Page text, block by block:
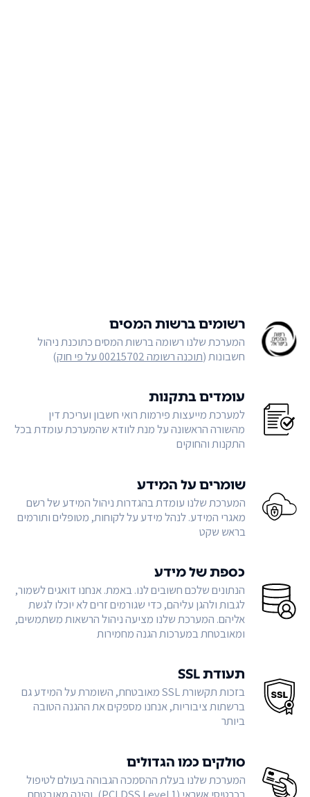
רשומים ברשות המסים
המערכת שלנו רשומה ברשות המסים כתוכנת ניהול
חשבונות (תוכנה רשומה 00215702 על פי חוק )
עומדים בתקנות
למערכת מייעצות פירמות רואי חשבון ועריכת דין
מהשורה הראשונה על מנת לוודא שהמערכת עומדת בכל
התקנות והחוקים
שומרים על המידע
המערכת שלנו עומדת בהגדרות ניהול המידע של רשם
מאגרי המידע. לנהל מידע על לקוחות, מטופלים ותורמים
בראש שקט
כספת של מידע
הנתונים שלכם חשובים לנו. באמת. אנחנו דואגים לשמור,
לגבות ולהגן עליהם, כדי שגורמים זרים לא יוכלו לגשת
אליהם. המערכת שלנו מציעה ניהול הרשאות משתמשים,
ומאובטחת במערכות הגנה מחמירות
תעודת SSL
בזכות תקשורת SSL מאובטחת, השומרת על המידע גם
ברשתות ציבוריות, אנחנו מספקים את ההגנה הטובה
ביותר
סולקים כמו הגדולים
המערכת שלנו בעלת ההסמכה הגבוהה בעולם לטיפול